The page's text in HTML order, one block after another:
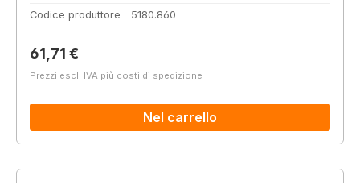
Codice produttore
5180.860
Prezzo normale:
61,71 €
Prezzi escl. IVA più costi di spedizione
Nel carrello